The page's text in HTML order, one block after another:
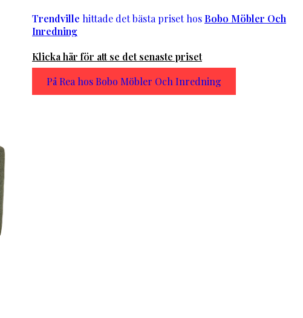
Trendville hittade det bästa priset hos Bobo Möbler Och
Inredning
Klicka här för att se det senaste priset
På Rea hos Bobo Möbler Och Inredning